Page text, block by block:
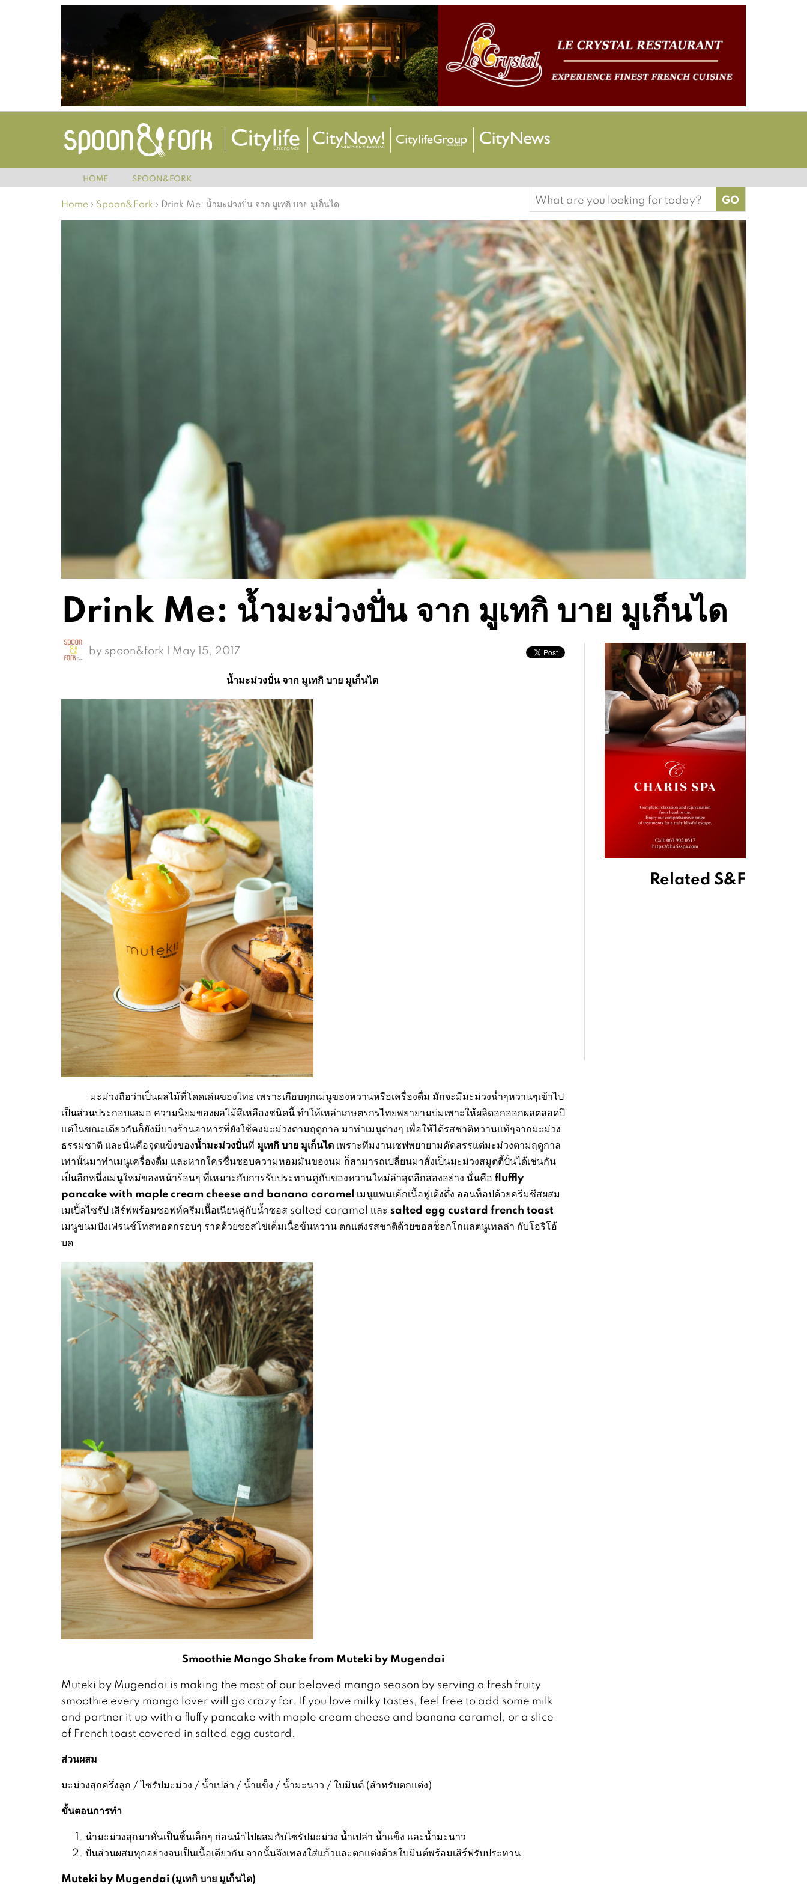
HOME SPOON&FORK
Home › Spoon&Fork › Drink Me: น้ำมะม่วงปั่น จาก มูเทกิ บาย มูเก็นได
Search
for:
Drink Me: น้ำมะม่วงปั่น จาก มูเทกิ บาย มูเก็นได
by spoon&fork | May 15, 2017
น้ำมะม่วงปั่นจาก มูเทกิ บาย มูเก็นได
มะม่วงถือว่าเป็นผลไม้ที่โดดเด่นของไทย เพราะเกือบทุกเมนูของหวานหรือเครื่องดื่ม มักจะมีมะม่วงฉ่ำๆหวานๆเข้าไป
เป็นส่วนประกอบเสมอ ความนิยมของผลไม้สีเหลืองชนิดนี้ ทำให้เหล่าเกษตรกรไทยพยายามบ่มเพาะให้ผลิดอกออกผลตลอดปี
แต่ในขณะเดียวกันก็ยังมีบางร้านอาหารที่ยังใช้คงมะม่วงตามฤดูกาล มาทำเมนูต่างๆ เพื่อให้ได้รสชาติหวานแท้ๆจากมะม่วง
ธรรมชาติ และนั่นคือจุดแข็งของน้ำมะม่วงปั่นที่ มูเทกิ บาย มูเก็นได เพราะทีมงานเชฟพยายามคัดสรรแต่มะม่วงตามฤดูกาล
เท่านั้นมาทำเมนูเครื่องดื่ม และหากใครชื่นชอบความหอมมันของนม ก็สามารถเปลี่ยนมาสั่งเป็นมะม่วงสมูตตี้ปั่นได้เช่นกัน
เป็นอีกหนึ่งเมนูใหม่ของหน้าร้อนๆ ที่เหมาะกับการรับประทานคู่กับของหวานใหม่ล่าสุดอีกสองอย่าง นั่นคือ fluffly
pancake with maple cream cheese and banana caramel เมนูแพนเค้กเนื้อฟูเด้งดึ๋ง ออนท็อปด้วยครีมชีสผสม
เมเปิ้ลไซรัป เสิร์ฟพร้อมซอฟท์ครีมเนื้อเนียนคู่กับน้ำซอส salted caramel และ salted egg custard french toast
เมนูขนมปังเฟรนช์โทสทอดกรอบๆ ราดด้วยซอสไข่เค็มเนื้อข้นหวาน ตกแต่งรสชาติด้วยซอสช็อกโกแลตนูเทลล่า กับโอริโอ้
บด
Smoothie Mango Shake from Muteki by Mugendai
Muteki by Mugendai is making the most of our beloved mango season by serving a fresh fruity
smoothie every mango lover will go crazy for. If you love milky tastes, feel free to add some milk
and partner it up with a fluffy pancake with maple cream cheese and banana caramel, or a slice
of French toast covered in salted egg custard.
ส่วนผสม
มะม่วงสุกครึ่งลูก / ไซรัปมะม่วง / น้ำเปล่า / น้ำแข็ง / น้ำมะนาว / ใบมินต์ (สำหรับตกแต่ง)
ขั้นตอนการทำ
นำมะม่วงสุกมาหั่นเป็นชิ้นเล็กๆ ก่อนนำไปผสมกับไซรัปมะม่วง น้ำเปล่า น้ำแข็ง และน้ำมะนาว
ปั่นส่วนผสมทุกอย่างจนเป็นเนื้อเดียวกัน จากนั้นจึงเทลงใส่แก้วและตกแต่งด้วยใบมินต์พร้อมเสิร์ฟรับประทาน
Muteki by Mugendai (มูเทกิ บาย มูเก็นได)
Related S&F